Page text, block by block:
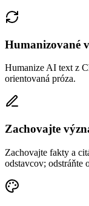
Humanizované
Humanize AI text z
orientovaná próza.
Zachovajte
Zachovajte fakty a
odstavcov; odstráňte